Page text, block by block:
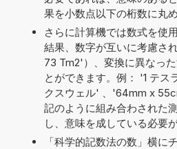
果を小数点以下の桁数に丸
さらに計算機では数式を使
結果、数字が互いに考慮さ
73 Tm2'）、変換に異なっ
とができます。例： '1 テス
クスウェル' 、'64mm x
記のように組み合わされた
し、意味を成している必要
「科学的記数法の数」横に